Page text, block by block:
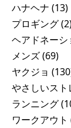
ハナヘナ (13)
プロギング
ヘアドネーシ
メンズ(69)
ヤクジョ
やさしいスト
ランニング
ワークアウト